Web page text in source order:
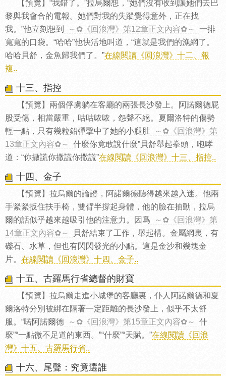
【預覽】“我錯了。”拉烏爾想，“她們沒有收到讓她們去巴
黎與我會合的電報。她們對我的失蹤覺得意外，正在找
我。”他立刻想到
～✿《回浪灣》第12章正文內容✿～
一排
寬寬的口袋。“哈哈”他快活地叫道，“這就是我們的漁網了。
哈哈貝舒，金魚歸我們了。”在線閱讀《回浪灣》十二、報
複..
十三、指控
【預覽】兩個俘虜躺在客廳的兩張長沙發上。阿諾爾德屁
股受傷，相當嚴重，咕咕哝哝，怨聲不絕。夏爾洛特的傷勢
輕一點，只有幾粒鉛彈擊中了她的小腿肚
～✿《回浪灣》第
13章正文內容✿～
什麼你竟敢說什麼”貝舒舉起拳頭，咆哮
道：“你撒謊你撒謊你撒謊”在線閱讀《回浪灣》十三、指控..
十四、金子
【預覽】拉烏爾的論證，阿諾爾德聽得越來越入迷。他兩
手緊緊扳住扶手椅，雙臂半撐起身體，他的臉在抽動，拉烏
爾的話似乎越來越吸引他的注意力。因爲
～✿《回浪灣》第
14章正文內容✿～
貝舒結束了工作，舉起構。金屬網裏，有
礫石、水草，但也有閃閃發光的小點。這是金沙和幾塊金
片。 在線閱讀《回浪灣》十四、金子..
十五、古羅馬行省總督的財寶
【預覽】拉烏爾走進小城堡的客廳裏，仆人阿諾爾德和夏
爾洛特分別被綁在隔著一定距離的長沙發上，似乎不太舒
服。“喏阿諾爾德
～✿《回浪灣》第15章正文內容✿～
什
麼”“一點微不足道的東西。”“什麼”“天賦。”在線閱讀《回浪
灣》十五、古羅馬行省..
十六、尾聲：究竟選誰